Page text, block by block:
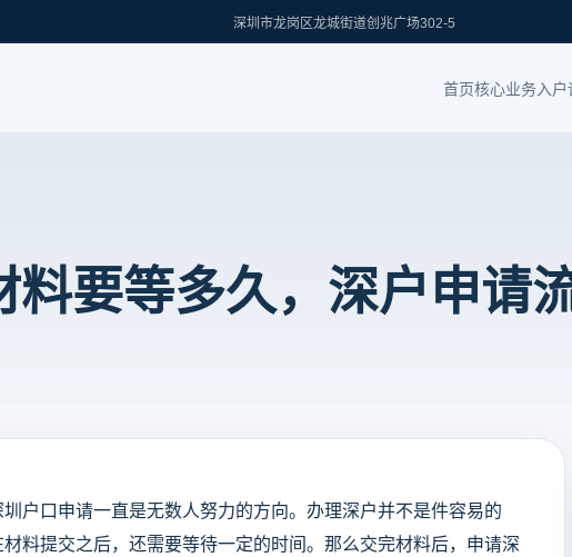
深圳市龙岗区龙城街道创兆广场302-5
首页核心业务入户
料要等多久，深户申请
户口申请一直是无数人努力的方向。办理深户并不是件容易的
料提交之后，还需要等待一定的时间。那么交完材料后，申请深